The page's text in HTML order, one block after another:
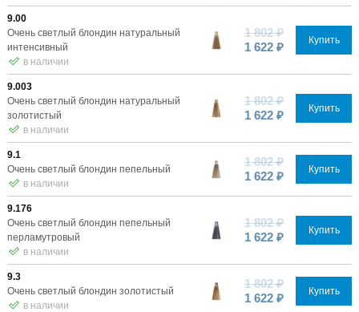
9.00
Очень светлый блондин натуральный
интенсивный
в наличии
1 802 ₽
1 622 ₽
Купить
9.003
Очень светлый блондин натуральный
золотистый
в наличии
1 802 ₽
1 622 ₽
Купить
9.1
Очень светлый блондин пепельный
в наличии
1 802 ₽
1 622 ₽
Купить
9.176
Очень светлый блондин пепельный
перламутровый
в наличии
1 802 ₽
1 622 ₽
Купить
9.3
Очень светлый блондин золотистый
в наличии
1 802 ₽
1 622 ₽
Купить